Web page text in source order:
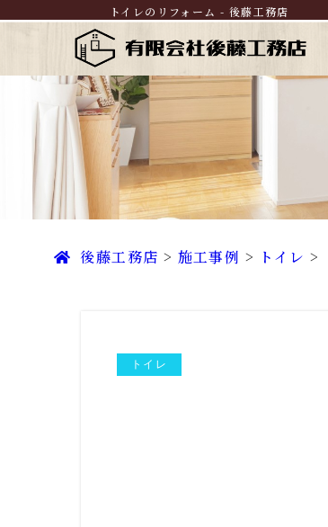
トイレのリフォーム - 後藤工務店
後藤工務店 > 施工事例 > トイレ >
トイレ